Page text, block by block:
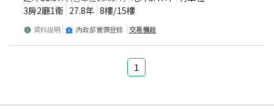
3房2廳1衛 27.8年 8樓/15樓
資料說明 內政部實價登錄 交易備註
1